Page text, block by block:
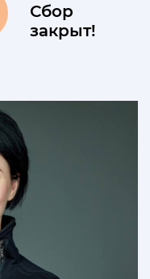
Сбор
закрыт!